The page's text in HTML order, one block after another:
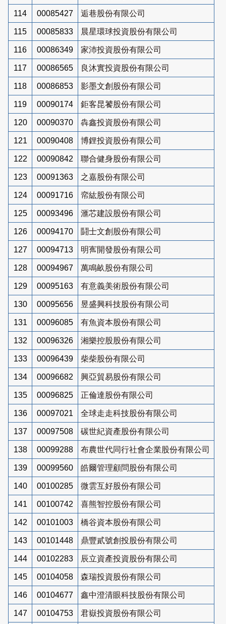
114 00085427 逅巷股份有限公司
115 00085833 晨星環球投資股份有限公司
116 00086349 家沛投資股份有限公司
117 00086565 良沐實投資股份有限公司
118 00086853 影墨文創股份有限公司
119 00090174 鉅客昆饕股份有限公司
120 00090370 犇鑫投資股份有限公司
121 00090408 博鋰投資股份有限公司
122 00090842 聯合健身股份有限公司
123 00091363 之嘉股份有限公司
124 00091716 帟紘股份有限公司
125 00093496 滙芯建設股份有限公司
126 00094170 鬪士文創股份有限公司
127 00094713 明寯開發股份有限公司
128 00094967 萬鳴畝股份有限公司
129 00095163 有意義美術股份有限公司
130 00095656 昱盛興科技股份有限公司
131 00096085 有魚資本股份有限公司
132 00096326 湘樂控股股份有限公司
133 00096439 柴柴股份有限公司
134 00096682 興亞貿易股份有限公司
135 00096825 正倫達股份有限公司
136 00097021 全球走走科技股份有限公司
137 00097508 碳世紀資產股份有限公司
138 00099288 布農世代同行社會企業股份有限公司
139 00099560 皓爾管理顧問股份有限公司
140 00100285 微雲互好股份有限公司
141 00100742 喜熊智控股份有限公司
142 00101003 橋谷資本股份有限公司
143 00101448 鼎豐貳號創投股份有限公司
144 00102283 辰立資產投資股份有限公司
145 00104058 森瑞投資股份有限公司
146 00104677 鑫中澄清眼科技股份有限公司
147 00104753 君嶽投資股份有限公司